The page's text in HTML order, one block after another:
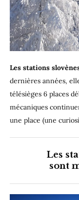
Les stations
dernières années,
télésièges 6 places
mécaniques
une place (une
Les
sont